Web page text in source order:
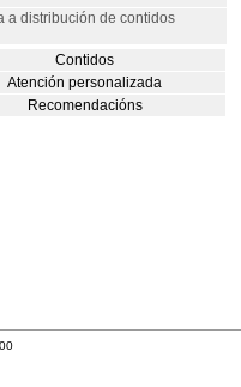
a distribución de contidos
Contidos
Atención personalizada
Recomendacións